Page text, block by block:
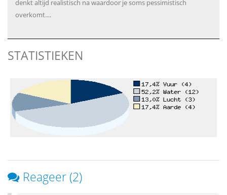
denkt altijd realistisch na waardoor je soms pessimistisch
overkomt....
STATISTIEKEN
Reageer (2)